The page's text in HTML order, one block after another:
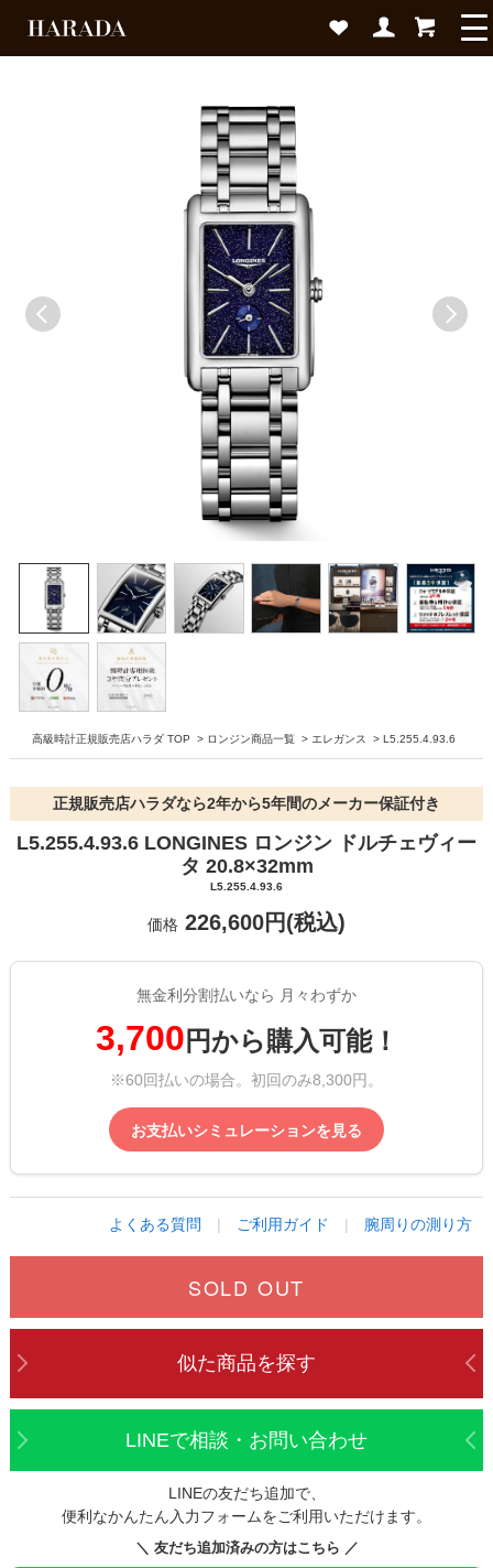
高級時計正規販売店ハラダ TOP > ロンジン商品一覧 > エレガンス > L5.255.4.93.6
正規販売店ハラダなら2年から5年間のメーカー保証付き
L5.255.4.93.6 LONGINES ロンジン ドルチェヴィー
タ 20.8×32mm
L5.255.4.93.6
価格 226,600円(税込)
無金利分割払いなら 月々わずか
3,700 円から購入可能！
※60回払いの場合。初回のみ8,300円。
お支払いシミュレーションを見る
よくある質問 | ご利用ガイド | 腕周りの測り方
SOLD OUT
似た商品を探す
LINEで相談・お問い合わせ
LINEの友だち追加で、
便利なかんたん入力フォームをご利用いただけます。
＼ 友だち追加済みの方はこちら ／